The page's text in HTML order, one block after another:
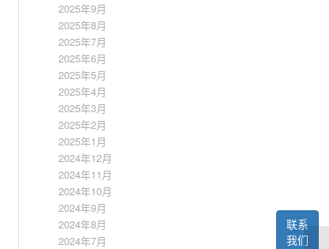
联系
我们
2025年9月
2025年8月
2025年7月
2025年6月
2025年5月
2025年4月
2025年3月
2025年2月
2025年1月
2024年12月
2024年11月
2024年10月
2024年9月
2024年8月
2024年7月